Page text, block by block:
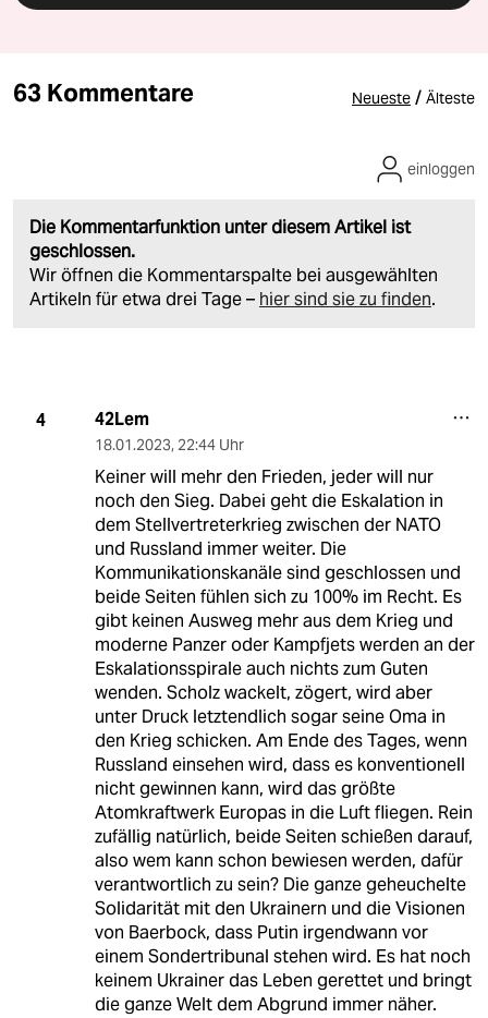
63 Kommentare Neueste / Älteste
Die Kommentarfunktion unter diesem Artikel ist
geschlossen.
Wir öffnen die Kommentarspalte bei ausgewählten
Artikeln für etwa drei Tage – hier sind sie zu finden.
einloggen
4 42Lem
18.01.2023, 22:44 Uhr
Keiner will mehr den Frieden, jeder will nur
noch den Sieg. Dabei geht die Eskalation in
dem Stellvertreterkrieg zwischen der NATO
und Russland immer weiter. Die
Kommunikationskanäle sind geschlossen und
beide Seiten fühlen sich zu 100% im Recht. Es
gibt keinen Ausweg mehr aus dem Krieg und
moderne Panzer oder Kampfjets werden an der
Eskalationsspirale auch nichts zum Guten
wenden. Scholz wackelt, zögert, wird aber
unter Druck letztendlich sogar seine Oma in
den Krieg schicken. Am Ende des Tages, wenn
Russland einsehen wird, dass es konventionell
nicht gewinnen kann, wird das größte
Atomkraftwerk Europas in die Luft fliegen. Rein
zufällig natürlich, beide Seiten schießen darauf,
also wem kann schon bewiesen werden, dafür
verantwortlich zu sein? Die ganze geheuchelte
Solidarität mit den Ukrainern und die Visionen
von Baerbock, dass Putin irgendwann vor
einem Sondertribunal stehen wird. Es hat noch
keinem Ukrainer das Leben gerettet und bringt
die ganze Welt dem Abgrund immer näher.